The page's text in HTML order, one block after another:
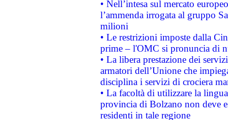
• Nell’intesa sul mercato
l’ammenda irrogata al gruppo
milioni
• Le restrizioni imposte dalla
prime – l'OMC si pronuncia di
• La libera prestazione dei
armatori dell’Unione che
disciplina i servizi di crociera
• La facoltà di utilizzare la
provincia di Bolzano non deve
residenti in tale regione